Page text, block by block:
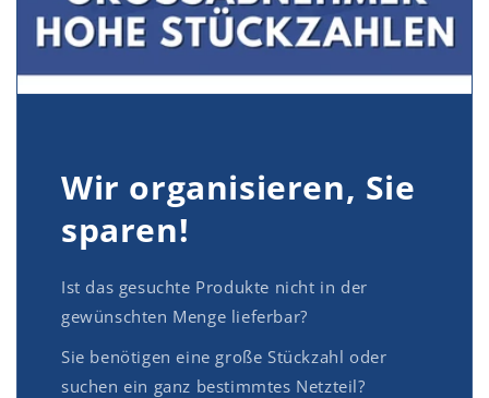
Wir organisieren, Sie
sparen!
Ist das gesuchte Produkte nicht in der
gewünschten Menge lieferbar?
Sie benötigen eine große Stückzahl oder
suchen ein ganz bestimmtes Netzteil?